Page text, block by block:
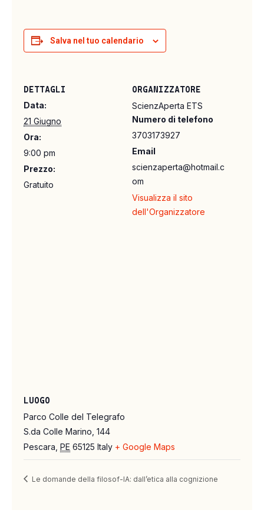
Salva nel tuo calendario
DETTAGLI
Data:
21 Giugno
Ora:
9:00 pm
Prezzo:
Gratuito
ORGANIZZATORE
ScienzAperta ETS
Numero di telefono
3703173927
Email
scienzaperta@hotmail.c
om
Visualizza il sito
dell'Organizzatore
LUOGO
Parco Colle del Telegrafo
S.da Colle Marino, 144
Pescara PE 65125 Italy + Google Maps
Le domande della filosof-IA: dall’etica alla cognizione